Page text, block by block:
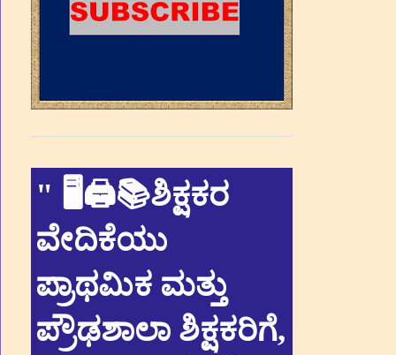
" 🖥🖨📚ಶಿಕ್ಷಕರ
ವೇದಿಕೆಯು
ಪ್ರಾಥಮಿಕ ಮತ್ತು
ಪ್ರೌಢಶಾಲಾ ಶಿಕ್ಷಕರಿಗೆ,